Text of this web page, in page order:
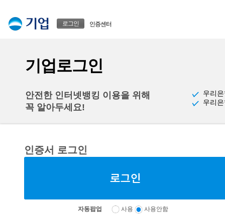
로그인 인증센터
기업로그인
안전한 인터넷뱅킹 이용을 위해
꼭 알아두세요!
우리
우리
인증서 로그인
자동팝업 사용 사용안함